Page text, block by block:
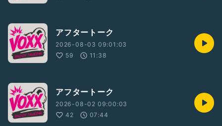
アフタートーク
2026-08-03 09:01:03
59
11:38
アフタートーク
2026-08-02 09:00:03
42
07:44